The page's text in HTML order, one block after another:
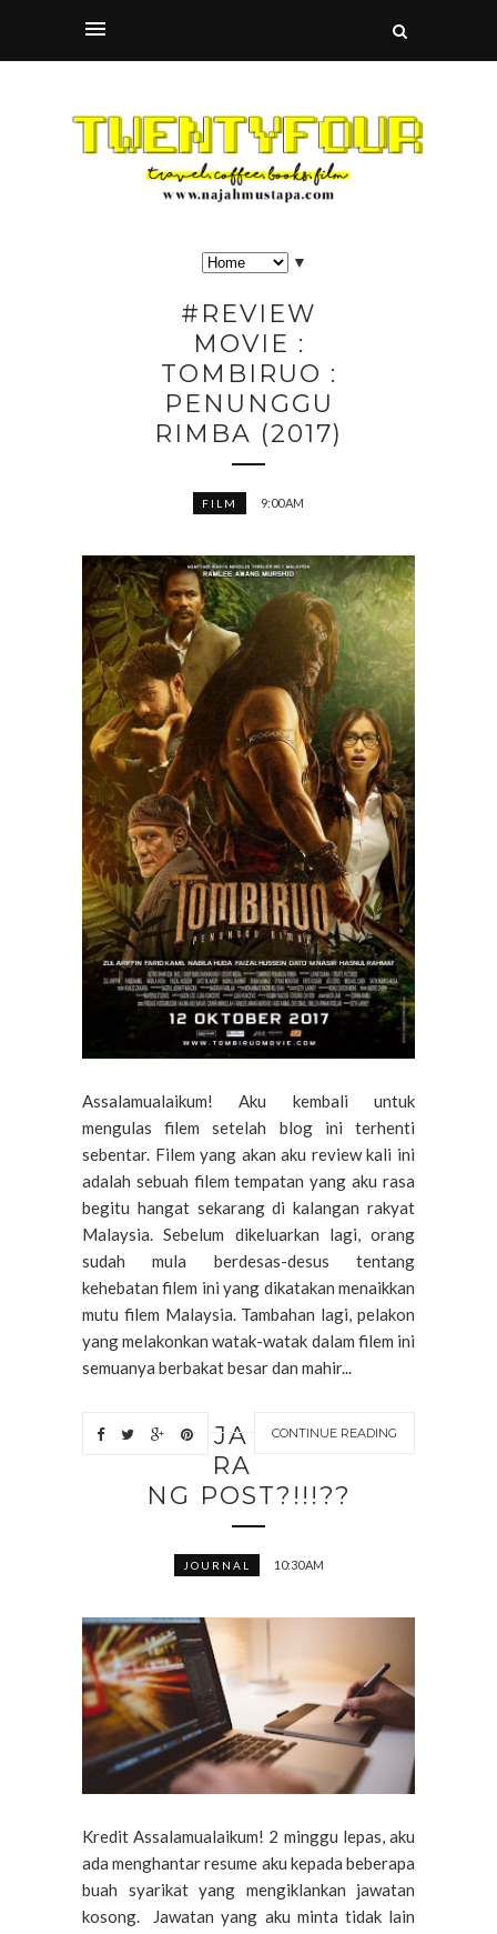
▼
#REVIEW
MOVIE :
TOMBIRUO :
PENUNGGU
RIMBA (2017)
FILM 9:00 AM
Assalamualaikum! Aku kembali untuk
mengulas filem setelah blog ini terhenti
sebentar. Filem yang akan aku review kali ini
adalah sebuah filem tempatan yang aku rasa
begitu hangat sekarang di kalangan rakyat
Malaysia. Sebelum dikeluarkan lagi, orang
sudah mula berdesas-desus tentang
kehebatan filem ini yang dikatakan menaikkan
mutu filem Malaysia. Tambahan lagi, pelakon
yang melakonkan watak-watak dalam filem ini
semuanya berbakat besar dan mahir...
CONTINUE READING
JA
RA
NG POST?!!!??
JOURNAL 10:30 AM
Kredit Assalamualaikum! 2 minggu lepas, aku
ada menghantar resume aku kepada beberapa
buah syarikat yang mengiklankan jawatan
kosong. Jawatan yang aku minta tidak lain